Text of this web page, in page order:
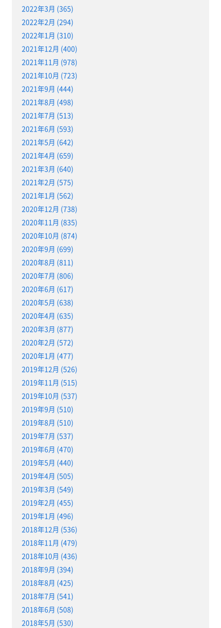
2022年3月 (365)
2022年2月 (294)
2022年1月 (310)
2021年12月 (400)
2021年11月 (978)
2021年10月 (723)
2021年9月 (444)
2021年8月 (498)
2021年7月 (513)
2021年6月 (593)
2021年5月 (642)
2021年4月 (659)
2021年3月 (640)
2021年2月 (575)
2021年1月 (562)
2020年12月 (738)
2020年11月 (835)
2020年10月 (874)
2020年9月 (699)
2020年8月 (811)
2020年7月 (806)
2020年6月 (617)
2020年5月 (638)
2020年4月 (635)
2020年3月 (877)
2020年2月 (572)
2020年1月 (477)
2019年12月 (526)
2019年11月 (515)
2019年10月 (537)
2019年9月 (510)
2019年8月 (510)
2019年7月 (537)
2019年6月 (470)
2019年5月 (440)
2019年4月 (505)
2019年3月 (549)
2019年2月 (455)
2019年1月 (496)
2018年12月 (536)
2018年11月 (479)
2018年10月 (436)
2018年9月 (394)
2018年8月 (425)
2018年7月 (541)
2018年6月 (508)
2018年5月 (530)